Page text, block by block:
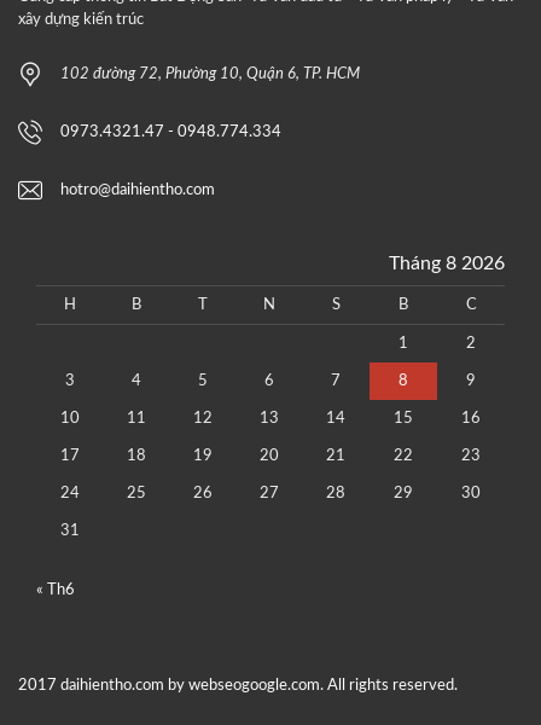
xây dựng kiến trúc
102 đường 72, Phường 10, Quận 6, TP. HCM
0973.4321.47 - 0948.774.334
hotro@daihientho.com
Tháng 8 2026
H B N S B C
1 2
3 4 5 6 7 8 9
10 11 12 13 14 15 16
17 18 19 20 21 22 23
24 25 26 27 28 29 30
31
« Th6
2017 daihientho.com by webseogoogle.com. All rights reserved.